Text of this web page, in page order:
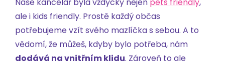
Naše kancelář byla vždycky nejen pets friendly,
ale i kids friendly. Prostě každý občas
potřebujeme vzít svého mazlíčka s sebou. A to
vědomí, že můžeš, kdyby bylo potřeba, nám
dodává na vnitřním klidu. Zároveň to ale